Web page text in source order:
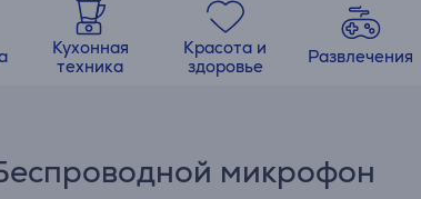
Кухонная
техника
Красота и
здоровье
Развлечения
микрофон